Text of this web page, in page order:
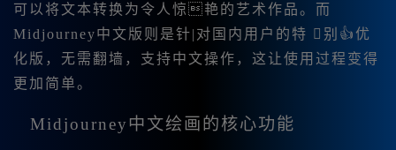
可以将文本转换为令人惊艳的艺术作品。而
Midjourney中文版则是针|对国内用户的特 别👍优
化版，无需翻墙，支持中文操作，这让使用过程变得
更加简单。
Midjourney中文绘画的核心功能